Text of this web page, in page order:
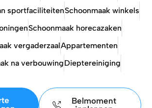
sportfaciliteitenSchoonmaak winkels
Schoonmaak horecazaken
vergaderzaalAppartementen
na verbouwingDieptereiniging
Belmoment